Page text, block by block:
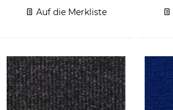
Auf die Merkliste